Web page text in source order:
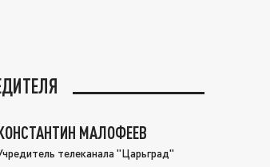
МАЛОФЕЕВ
телеканала "Царьград"